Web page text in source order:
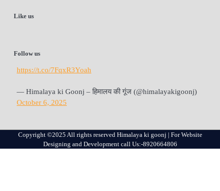
Like us
Follow us
https://t.co/7FqxR3Yoah
— Himalaya ki Goonj – हिमालय की गूंज (@himalayakigoonj)
October 6, 2025
Copyright ©2025 All rights reserved Himalaya ki goonj | For Website
Designing and Development call Us:-8920664806